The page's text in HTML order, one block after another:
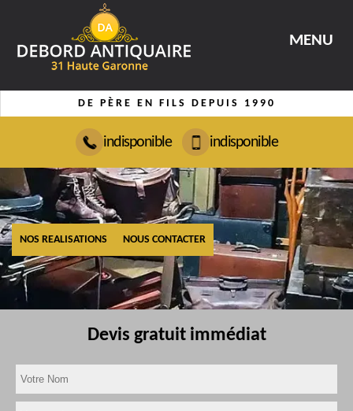
MENU
DE PÈRE EN FILS DEPUIS 1990
indisponible indisponible
NOS REALISATIONS NOUS CONTACTER
Devis gratuit immédiat